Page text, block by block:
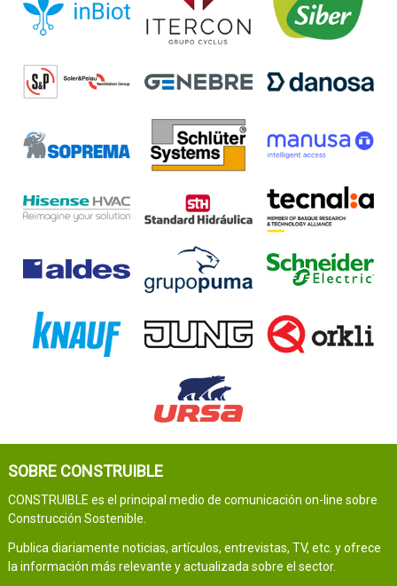
SOBRE CONSTRUIBLE
CONSTRUIBLE es el principal medio de comunicación on-line sobre
Construcción Sostenible.
Publica diariamente noticias, artículos, entrevistas, TV, etc. y ofrece
la información más relevante y actualizada sobre el sector.